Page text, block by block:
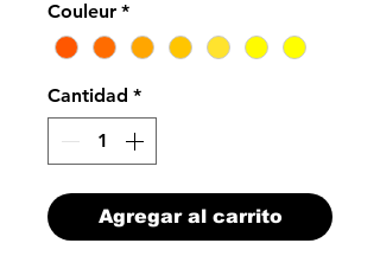
Couleur *
Cantidad *
Agregar al carrito